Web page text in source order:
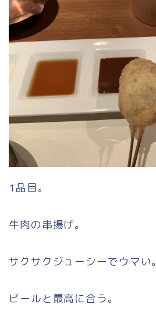
1品目。
牛肉の串揚げ。
サクサクジューシーでウマい。
ビールと最高に合う。